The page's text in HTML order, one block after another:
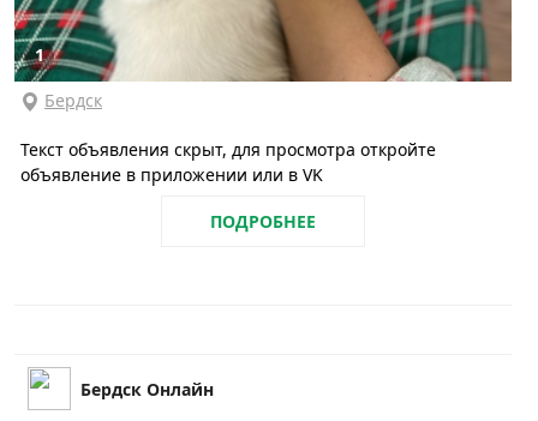
1
Бердск
Текст объявления скрыт, для просмотра откройте
объявление в приложении или в VK
ПОДРОБНЕЕ
Бердск Онлайн